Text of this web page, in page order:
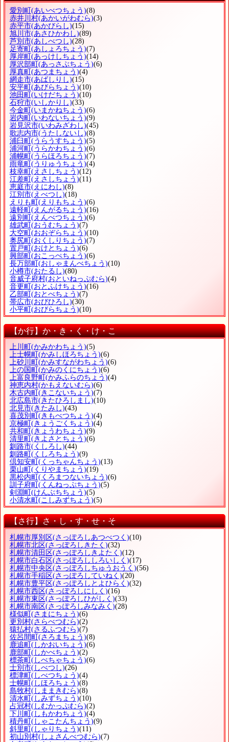
愛別町 (あいべつちょう)(8)
赤井川村(あかいがわむら)(3)
赤平市(あかびらし)(15)
旭川市(あさひかわし)(89)
芦別市(あしべつし)(28)
足寄町 (あしょろちょう)(7)
厚岸町 (あっけしちょう)(14)
厚沢部町 (あっさぶちょう)(6)
厚真町 (あつまちょう)(4)
網走市(あばしりし)(15)
安平町 (あびらちょう)(10)
池田町 (いけだちょう)(10)
石狩市(いしかりし)(33)
今金町 (いまかねちょう)(6)
岩内町 (いわないちょう)(9)
岩見沢市(いわみざわし)(45)
歌志内市(うたしないし)(8)
浦臼町 (うらうすちょう)(5)
浦河町 (うらかわちょう)(6)
浦幌町 (うらほろちょう)(7)
雨竜町 (うりゅうちょう)(4)
枝幸町 (えさしちょう)(12)
江差町 (えさしちょう)(11)
恵庭市(えにわし)(8)
江別市(えべつし)(18)
えりも町 (えりもちょう)(6)
遠軽町 (えんがるちょう)(16)
遠別町 (えんべつちょう)(6)
雄武町 (おうむちょう)(7)
大空町 (おおぞらちょう)(10)
奥尻町 (おくしりちょう)(7)
置戸町 (おけとちょう)(6)
興部町 (おこっぺちょう)(6)
長万部町 (おしゃまんべちょう)(10)
小樽市(おたるし)(80)
音威子府村(おといねっぷむら)(4)
音更町 (おとふけちょう)(16)
乙部町 (おとべちょう)(7)
帯広市(おびひろし)(30)
小平町 (おびらちょう)(10)
【か行】か・き・く・け・こ
上川町 (かみかわちょう)(5)
上士幌町 (かみしほろちょう)(6)
上砂川町 (かみすながわちょう)(6)
上の国町 (かみのくにちょう)(6)
上富良野町 (かみふらのちょう)(4)
神恵内村(かもえないむら)(6)
木古内町 (きこないちょう)(7)
北広島市(きたひろしまし)(10)
北見市(きたみし)(43)
喜茂別町 (きもべつちょう)(4)
京極町 (きょうごくちょう)(4)
共和町 (きょうわちょう)(9)
清里町 (きよさとちょう)(6)
釧路市(くしろし)(44)
釧路町 (くしろちょう)(9)
倶知安町 (くっちゃんちょう)(13)
栗山町 (くりやまちょう)(19)
黒松内町 (くろまつないちょう)(6)
訓子府町 (くんねっぷちょう)(5)
剣淵町 (けんぶちちょう)(5)
小清水町 (こしみずちょう)(5)
【さ行】さ・し・す・せ・そ
札幌市厚別区(さっぽろしあつべつく)(10)
札幌市北区(さっぽろしきたく)(32)
札幌市清田区(さっぽろしきよたく)(12)
札幌市白石区(さっぽろししろいしく)(17)
札幌市中央区(さっぽろしちゅうおうく)(56)
札幌市手稲区(さっぽろしていねく)(20)
札幌市豊平区(さっぽろしとよひらく)(32)
札幌市西区(さっぽろしにしく)(16)
札幌市東区(さっぽろしひがしく)(33)
札幌市南区(さっぽろしみなみく)(28)
様似町 (さまにちょう)(6)
更別村(さらべつむら)(2)
猿払村(さるふつむら)(7)
佐呂間町 (さろまちょう)(8)
鹿追町 (しかおいちょう)(6)
鹿部町 (しかべちょう)(2)
標茶町 (しべちゃちょう)(6)
士別市(しべつし)(26)
標津町 (しべつちょう)(4)
士幌町 (しほろちょう)(8)
島牧村(しままきむら)(8)
清水町 (しみずちょう)(10)
占冠村(しむかっぷむら)(2)
下川町 (しもかわちょう)(4)
積丹町 (しゃこたんちょう)(9)
斜里町 (しゃりちょう)(11)
初山別村(しょさんべつむら)(7)